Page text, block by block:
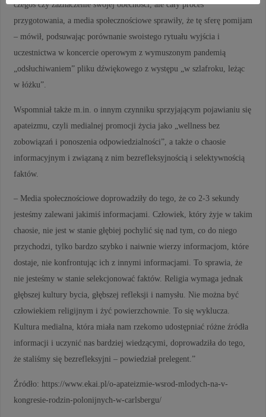
czegoś czy zaznaczenie swojej obecności, ale cały proces
przygotowania, a media społecznościowe sprawiły, że tę sferę pomijam
– mówił, podsuwając porównanie swoistego rytuału wyjścia i
uczestnictwa w koncercie operowym z wymuszonym pandemią
„odsłuchiwaniem” pliku dźwiękowego z występu „w szlafroku, leżąc
w łóżku”.
Wspomniał także m.in. o innym czynniku sprzyjającym pojawianiu się
apateizmu, czyli medialnej promocji życia jako „wellness bez
zobowiązań i ponoszenia odpowiedzialności”, a także o chaosie
informacyjnym i związaną z nim bezrefleksyjnością i selektywnością
faktów.
– Media społecznościowe doprowadziły do tego, że co 2-3 sekundy
jesteśmy zalewani jakimiś informacjami. Człowiek, który żyje w takim
chaosie, nie jest w stanie głębiej pochylić się nad tym, co do niego
przychodzi, tylko bardzo szybko i naiwnie wierzy informacjom, które
dostaje, nie konfrontując ich z innymi informacjami. To sprawia, że
nie jesteśmy w stanie selekcjonować faktów. Religia wymaga jednak
głębszej kultury bycia, głębszej refleksji i namysłu. Nie można być
człowiekiem religijnym i żyć powierzchownie. To się wyklucza.
Kultura medialna, która miała nam rzekomo udostępniać różne źródła
informacji i uczynić nas bardziej wiedzącymi, doprowadziła do tego,
że staliśmy się bezrefleksyjni – powiedział prelegent.”
Źródło: https://www.ekai.pl/o-apateizmie-wsrod-mlodych-na-v-
kongresie-rodzin-polonijnych-w-carlsbergu/